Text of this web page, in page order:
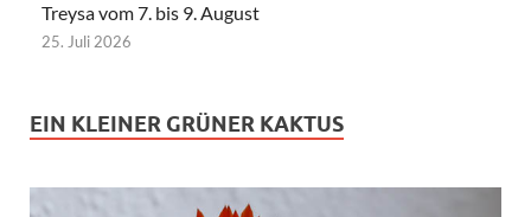
Treysa vom 7. bis 9. August
25. Juli 2026
EIN KLEINER GRÜNER KAKTUS